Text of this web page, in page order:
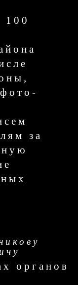
100
за
органов